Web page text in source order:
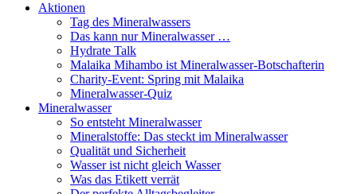
Aktionen
Tag des Mineralwassers
Das kann nur Mineralwasser …
Hydrate Talk
Malaika Mihambo ist Mineralwasser-Botschafterin
Charity-Event: Spring mit Malaika
Mineralwasser-Quiz
Mineralwasser
So entsteht Mineralwasser
Mineralstoffe: Das steckt im Mineralwasser
Qualität und Sicherheit
Wasser ist nicht gleich Wasser
Was das Etikett verrät